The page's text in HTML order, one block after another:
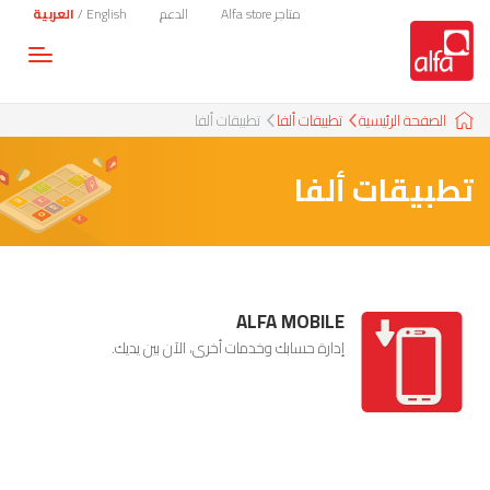
English
/العربية الدعم متاجر Alfa store
الصفحة الرئيسية تطبيقات ألفا تطبيقات ألفا
تطبيقات ألفا
ALFA MOBILE
إدارة حسابك وخدمات أخرى، الآن بين يديك.